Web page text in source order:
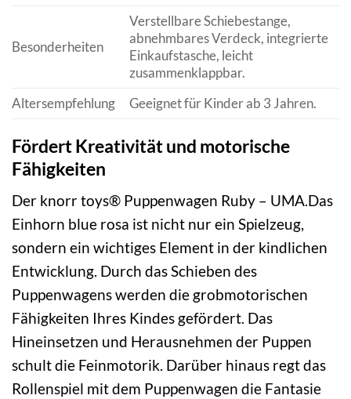
Besonderheiten
Verstellbare Schiebestange,
abnehmbares Verdeck, integrierte
Einkaufstasche, leicht
zusammenklappbar.
Altersempfehlung
Geeignet für Kinder ab 3 Jahren.
Fördert Kreativität und motorische
Fähigkeiten
Der knorr toys® Puppenwagen Ruby – UMA.Das
Einhorn blue rosa ist nicht nur ein Spielzeug,
sondern ein wichtiges Element in der kindlichen
Entwicklung. Durch das Schieben des
Puppenwagens werden die grobmotorischen
Fähigkeiten Ihres Kindes gefördert. Das
Hineinsetzen und Herausnehmen der Puppen
schult die Feinmotorik. Darüber hinaus regt das
Rollenspiel mit dem Puppenwagen die Fantasie